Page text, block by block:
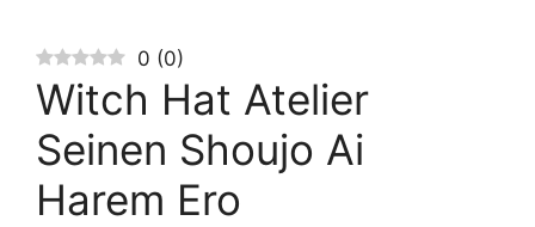
0 (0)
Witch Hat Atelier
Seinen Shoujo Ai
Harem Ero